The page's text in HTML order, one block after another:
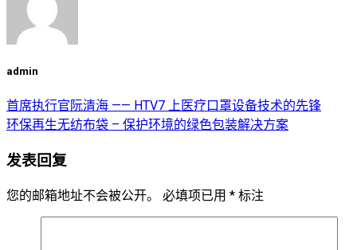
admin
首席执行官阮清海 —— HTV7 上医疗口罩设备技术的先锋
环保再生无纺布袋 – 保护环境的绿色包装解决方案
发表回复
您的邮箱地址不会被公开。 必填项已用 * 标注